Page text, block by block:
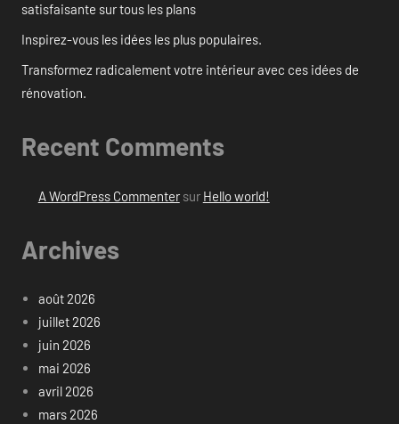
satisfaisante sur tous les plans
Inspirez-vous les idées les plus populaires.
Transformez radicalement votre intérieur avec ces idées de
rénovation.
Recent Comments
A WordPress Commentersur Hello world!
Archives
août 2026
juillet 2026
juin 2026
mai 2026
avril 2026
mars 2026